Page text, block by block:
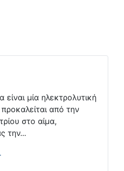
είναι μία ηλεκτρολυτική
από την
στο αίμα,
την...